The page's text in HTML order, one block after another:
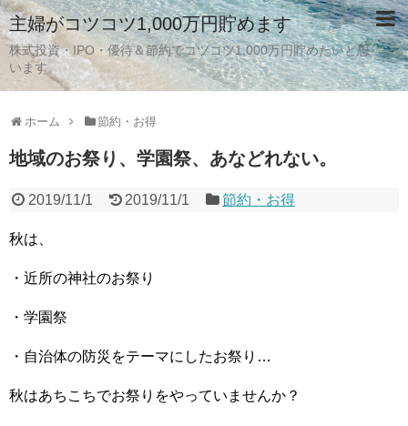
主婦がコツコツ1,000万円貯めます
株式投資・IPO・優待＆節約でコツコツ1,000万円貯めたいと思
います。
ホーム 節約・お得
地域のお祭り、学園祭、あなどれない。
2019/11/1 2019/11/1 節約・お得
秋は、
・近所の神社のお祭り
・学園祭
・自治体の防災をテーマにしたお祭り…
秋はあちこちでお祭りをやっていませんか？